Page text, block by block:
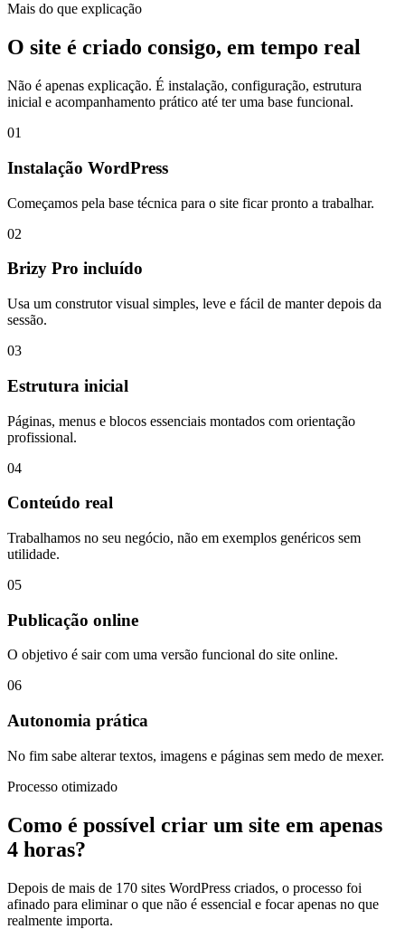
Mais do que explicação
O site é criado consigo, em tempo real
Não é apenas explicação. É instalação, configuração, estrutura
inicial e acompanhamento prático até ter uma base funcional.
01
Instalação WordPress
Começamos pela base técnica para o site ficar pronto a trabalhar.
02
Brizy Pro incluído
Usa um construtor visual simples, leve e fácil de manter depois da
sessão.
03
Estrutura inicial
Páginas, menus e blocos essenciais montados com orientação
profissional.
04
Conteúdo real
Trabalhamos no seu negócio, não em exemplos genéricos sem
utilidade.
05
Publicação online
O objetivo é sair com uma versão funcional do site online.
06
Autonomia prática
No fim sabe alterar textos, imagens e páginas sem medo de mexer.
Processo otimizado
Como é possível criar um site em apenas
4 horas?
Depois de mais de 170 sites WordPress criados, o processo foi
afinado para eliminar o que não é essencial e focar apenas no que
realmente importa.